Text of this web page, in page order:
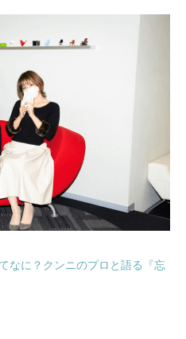
なに？クンニのプロと語る『忘